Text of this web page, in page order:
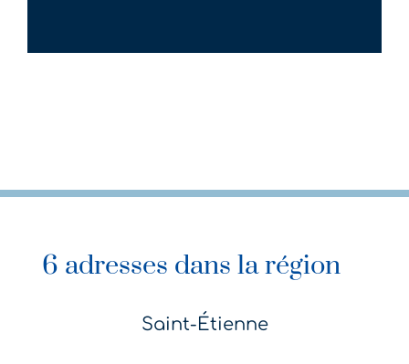
6 adresses dans la région
Saint-Étienne